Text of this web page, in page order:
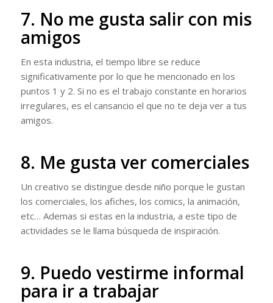
7. No me gusta salir con mis
amigos
En esta industria, el tiempo libre se reduce
significativamente por lo que he mencionado en los
puntos 1 y 2. Si no es el trabajo constante en horarios
irregulares, es el cansancio el que no te deja ver a tus
amigos.
8. Me gusta ver comerciales
Un creativo se distingue desde niño porque le gustan
los comerciales, los afiches, los comics, la animación,
etc… Ademas si estas en la industria, a este tipo de
actividades se le llama búsqueda de inspiración.
9. Puedo vestirme informal
para ir a trabajar